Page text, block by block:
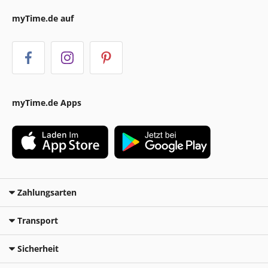
myTime.de auf
myTime.de Apps
Zahlungsarten
Transport
Sicherheit